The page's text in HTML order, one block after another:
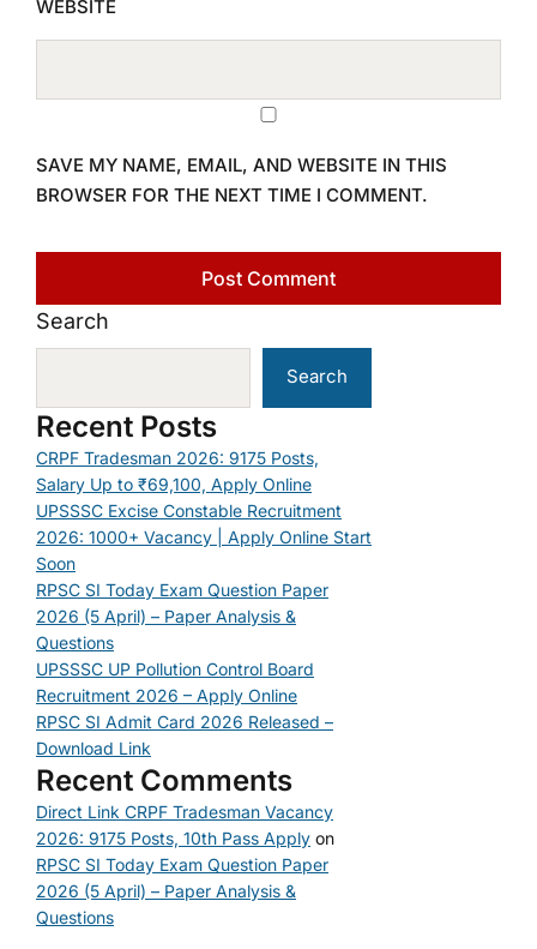
WEBSITE
SAVE MY NAME, EMAIL, AND WEBSITE IN THIS
BROWSER FOR THE NEXT TIME I COMMENT.
Search
Search
Recent Posts
CRPF Tradesman 2026: 9175 Posts,
Salary Up to ₹69,100, Apply Online
UPSSSC Excise Constable Recruitment
2026: 1000+ Vacancy | Apply Online Start
Soon
RPSC SI Today Exam Question Paper
2026 (5 April) – Paper Analysis &
Questions
UPSSSC UP Pollution Control Board
Recruitment 2026 – Apply Online
RPSC SI Admit Card 2026 Released –
Download Link
Recent Comments
Direct Link CRPF Tradesman Vacancy
2026: 9175 Posts, 10th Pass Apply on
RPSC SI Today Exam Question Paper
2026 (5 April) – Paper Analysis &
Questions